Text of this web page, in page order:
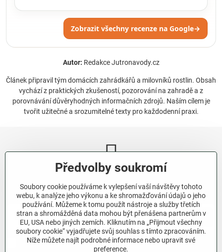
Zobrazit všechny recenze na Google→
Autor: Redakce Jutronavody.cz
Článek připravil tým domácích zahrádkářů a milovníků rostlin. Obsah
vychází z praktických zkušeností, pozorování na zahradě a z
porovnávání důvěryhodných informačních zdrojů. Naším cílem je
tvořit užitečné a srozumitelné texty pro každodenní praxi.
Newsletter
Odebírat naše novinky:
Odebírat
Chci se přihlásit k odběru novinek e-mailem.
Předvolby soukromí
Soubory cookie používáme k vylepšení vaší návštěvy tohoto
webu, k analýze jeho výkonu a ke shromažďování údajů o jeho
používání. Můžeme k tomu použít nástroje a služby třetích
stran a shromážděná data mohou být přenášena partnerům v
EU, USA nebo jiných zemích. Kliknutím na „Přijmout všechny
soubory cookie“ vyjadřujete svůj souhlas s tímto zpracováním.
Níže můžete najít podrobné informace nebo upravit své
preference.